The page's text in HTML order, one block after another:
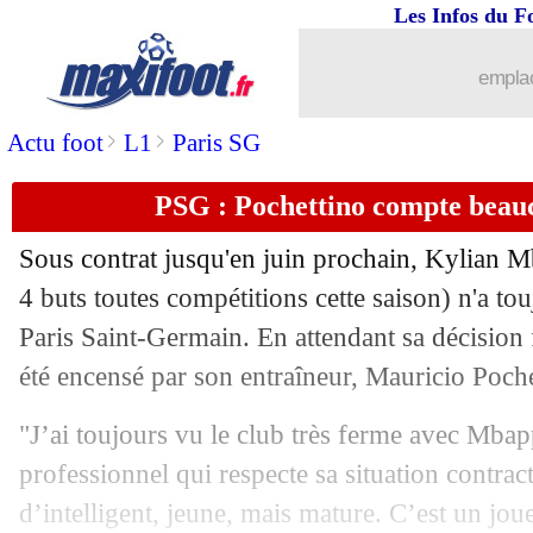
Actu foot> L1 > Paris SG
Les Infos du
PSG : Pochettino compte
Sous contrat jusqu'en juin prochain, Kylian
4 buts toutes compétitions cette saison) n'a
Paris Saint-Germain. En attendant sa
été encensé par son entraîneur, Mauricio
"J’ai toujours vu le club très ferme avec
professionnel qui respecte sa situation
d’intelligent, jeune, mais mature. C’est un
Allemagne : Flick ouvre la porte à
06/10 Dortmund: une tentative pour garder
06/10 Italie: Donnarumma, accueil
06/10 PSG: la sortie de Mbappé peu
06/10 PSG : Zlatan expulsé à Chelsea,
06/10 Barça: Ter Stegen motive les troupes
06/10 Belgique : R. Martinez - "prêts à